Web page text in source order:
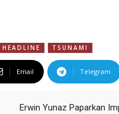
HEADLINE TSUNAMI
Email Telegram
Erwin Yunaz Paparkan